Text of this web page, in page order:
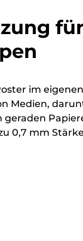
im
Medien,
0,7 mm